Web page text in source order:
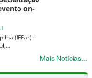
on-
(IFFar) –
Mais Notícias...